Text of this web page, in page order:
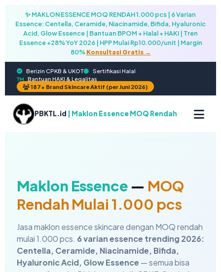
✨ MAKLON ESSENCE MOQ RENDAH 1.000 pcs | 6 Varian
Essence: Centella, Ceramide, Niacinamide, Bifida, Hyaluronic
Acid, Glow Essence | Bantuan BPOM + Halal + HAKI | Tren
Essence +28% YoY 2026 | HPP Mulai Rp10.000/unit | Margin
80%Konsultasi Gratis →
Berizin CPKB & UKOT
Sertifikasi Halal
Bantuan HAKI & Legalitas
187+ Brand Skincare Aktif (per Juni 2026)
PBKTL.id | Maklon Essence MOQ Rendah
Maklon Essence — MOQ
Rendah Mulai 1.000 pcs
Jasa maklon essence skincare dengan MOQ rendah
mulai 1.000 pcs. 6 varian essence trending 2026:
Centella, Ceramide, Niacinamide, Bifida,
Hyaluronic Acid, Glow Essence — semua bisa